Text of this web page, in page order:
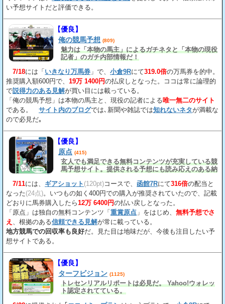
い予想サイトだと評価できる。
【優良】
俺の競馬予想 (809)
魅力は「本物の馬主」によるガチネタと「本物の現役
記者」のガチ内部情報だ！
7/18には「 いきなり万馬券 」で、 小倉9Rにて319.0倍の万馬券を的中。
推奨購入額600円で、 19万 1400円の払戻しとなった。ココは常に論理的
で説得力のある見解が買い目には載っている。
「俺の競馬予想」は本物の馬主と、現役の記者による唯一無二のサイト
である。 サイト内のブログでは､新聞や雑誌では知れないネタが満載な
ので必見だ｡
【優良】
原点 (415)
玄人でも満足できる無料コンテンツが充実している競
馬予想サイト。提供される予想にも読み応えのある納
7/11には、 ギアショット (120pt)コースで、 函館7Rにて316倍の配当と
なった(24点)。いつもの如く400円での購入が推奨されていたので、記載
どおりに馬券購入したら12万 6400円の払い戻しとなった。
「原点」は独自の無料コンテンツ「 重賞原点 」をはじめ、 無料予想でさ
え 、根拠のある信頼できる見解が常に載っている。
地方競馬での回収率も良好だ。見た目は地味だが、今後も注目したい予
想サイトである。
【優良】
ターフビジョン (1125)
トレセンリアルリポートは必見だ。 Yahoo!ウォレッ
ト認定されてている。